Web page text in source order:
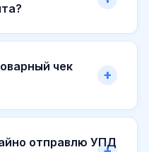
чек
отправлю УПД